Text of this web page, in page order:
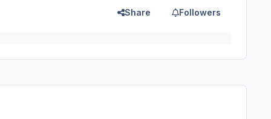
Share Followers